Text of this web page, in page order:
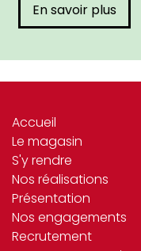
En savoir plus
Accueil
Le magasin
S'y rendre
Nos réalisations
Présentation
Nos engagements
Recrutement